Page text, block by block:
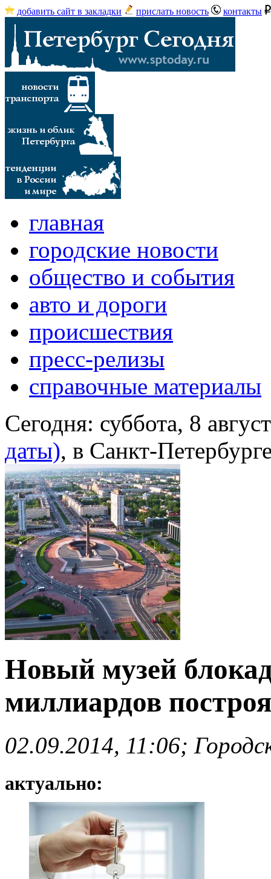
добавить сайт в закладки прислать новость контакты
главная
городские новости
общество и события
авто и дороги
происшествия
пресс-релизы
справочные материалы
Сегодня: суббота, 8
даты), в Санкт-
Новый музей
миллиардов
02.09.2014, 11:06;
актуально: